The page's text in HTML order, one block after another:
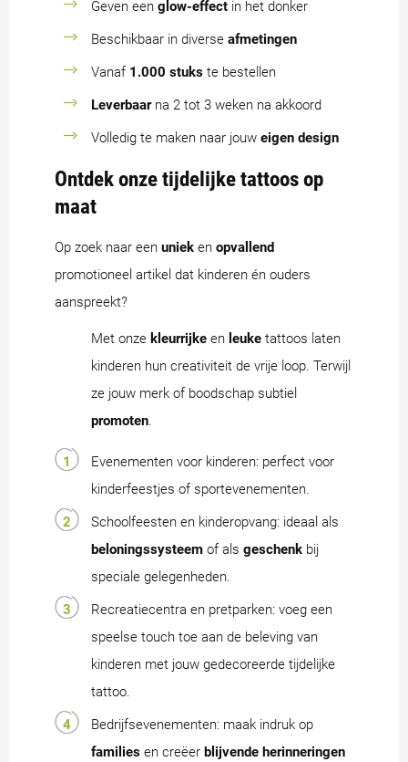
Geven een glow-effect in het donker
Beschikbaar in diverse afmetingen
Vanaf 1.000 stuks te bestellen
Leverbaarna 2 tot 3 weken na akkoord
Volledig te maken naar jouw eigen design
Ontdek onze tijdelijke tattoos op
maat
Op zoek naar een uniek en opvallend
promotioneel artikel dat kinderen én ouders
aanspreekt?
Met onze kleurrijke en leuke tattoos laten
kinderen hun creativiteit de vrije loop. Terwijl
ze jouw merk of boodschap subtiel
promoten.
Evenementen voor kinderen: perfect voor
kinderfeestjes of sportevenementen.
Schoolfeesten en kinderopvang: ideaal als
beloningssysteem of als geschenk bij
speciale gelegenheden.
Recreatiecentra en pretparken: voeg een
speelse touch toe aan de beleving van
kinderen met jouw gedecoreerde tijdelijke
tattoo.
Bedrijfsevenementen: maak indruk op
families en creëer blijvende herinneringen